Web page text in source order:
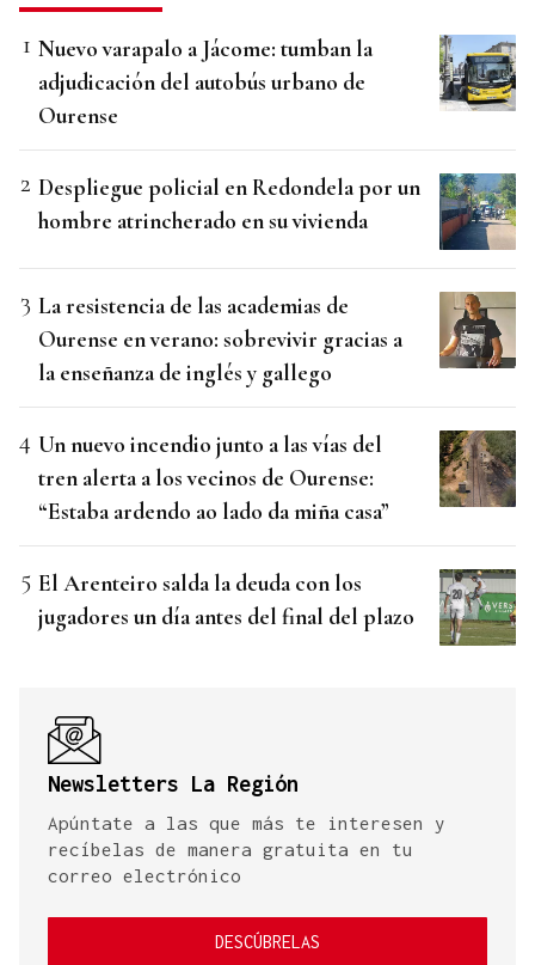
Nuevo varapalo a Jácome: tumban la
adjudicación del autobús urbano de
Ourense
Despliegue policial en Redondela por un
hombre atrincherado en su vivienda
La resistencia de las academias de
Ourense en verano: sobrevivir gracias a
la enseñanza de inglés y gallego
Un nuevo incendio junto a las vías del
tren alerta a los vecinos de Ourense:
“Estaba ardendo ao lado da miña casa”
El Arenteiro salda la deuda con los
jugadores un día antes del final del plazo
Newsletters La Región
Apúntate a las que más te interesen y
recíbelas de manera gratuita en tu
correo electrónico
DESCÚBRELAS